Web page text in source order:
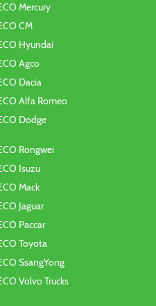
Mercury
CM
Hyundai
Agco
Dacia
Alfa Romeo
Dodge
Rongwei
Isuzu
Mack
Jaguar
Paccar
Toyota
SsangYong
Volvo Trucks